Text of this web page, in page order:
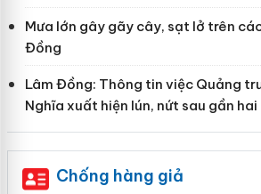
Mưa lớn gây gãy cây, sạt lở trên
Đồng
Lâm Đồng: Thông tin việc Quảng
Nghĩa xuất hiện lún, nứt sau gần
Chống hàng giả